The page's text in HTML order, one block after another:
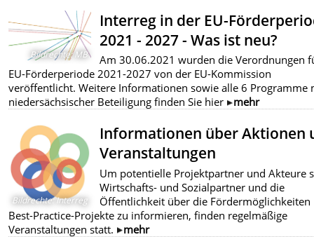
Bildrechte:MB
Interreg in der EU-
2021 - 2027 - Was ist neu?
Am 30.06.2021 wurden die Verordnungen
EU-Förderperiode 2021-2027 von der EU-Kommission
veröffentlicht. Weitere Informationen sowie alle 6 Programme
niedersächsischer Beteiligung finden Sie hier
mehr
Bildrechte:Interreg
Informationen über Aktionen
Veranstaltungen
Um potentielle Projektpartner und Akteure
Wirtschafts- und Sozialpartner und die
Öffentlichkeit über die Fördermöglichkeiten
Best-Practice-Projekte zu informieren, finden regelmäßige
Veranstaltungen statt.
mehr